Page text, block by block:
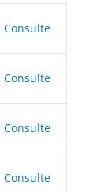
Consulte
Consulte
Consulte
Consulte